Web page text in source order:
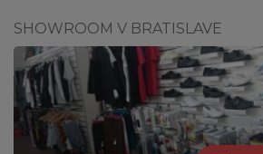
SHOWROOM V BRATISLAVE